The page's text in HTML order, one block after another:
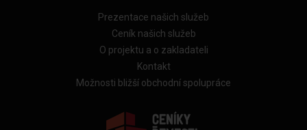
Prezentace našich služeb
Ceník našich služeb
O projektu a o zakladateli
Kontakt
Možnosti bližší obchodní spolupráce